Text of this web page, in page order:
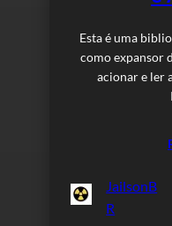
Esta é uma
como expansor
acionar e ler
JailsonB
R